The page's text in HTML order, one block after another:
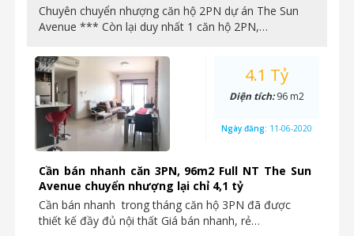
Chuyên chuyển nhượng căn hộ 2PN dự án The Sun
Avenue *** Còn lại duy nhất 1 căn hộ 2PN,…
Cần bán nhanh căn 3PN, 96m2 Full NT The Sun
Avenue chuyển nhượng lại chỉ 4,1 tỷ
Cần bán nhanh trong tháng căn hộ 3PN đã được
thiết kế đầy đủ nội thất Giá bán nhanh, rẻ…
4.1 Tỷ
Diện tích:96 m2
Ngày đăng: 11-06-2020